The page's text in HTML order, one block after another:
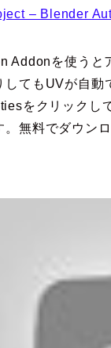
– Blender
Addonを使うと
してもUVが自
をクリックし
。無料でダウン